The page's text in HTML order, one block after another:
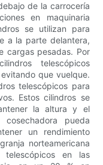
de la carrocería
en maquinaria
se utilizan para
a la parte delantera,
cargas pesadas. Por
telescópicos
que vuelque.
telescópicos para
Estos cilindros se
la altura y el
pueda
un rendimiento
norteamericana
en las